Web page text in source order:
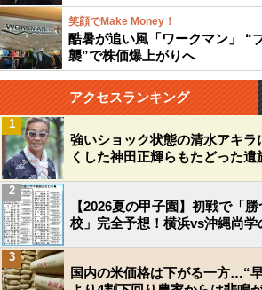
笑顔でMake Money！
酷暑が追い風「ワークマン」 “
襲”で株価爆上がりへ
アクセスランキング
強いショック状態の清水アキ
くした神田正輝らもたどった遺
1
【2026夏の甲子園】初戦で「
校」完全予想！横浜vs沖縄尚
2
国内の米価格は下がる一方…“
3